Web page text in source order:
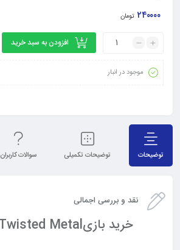
۲۴۰۰۰۰ تومان
افزودن به سبد خرید
موجود در انبار
توضیحات توضیحات تکمیلی سوالات کاربران
نقد و بررسی اجمالی
خرید بازیTwisted Metalبرایps1